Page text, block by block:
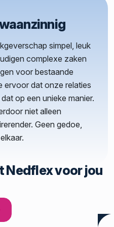
simpel, leuk
complexe zaken
voor bestaande
ervoor dat onze relaties
op een unieke manier.
niet alleen
Geen gedoe,
Nedflex voor jou